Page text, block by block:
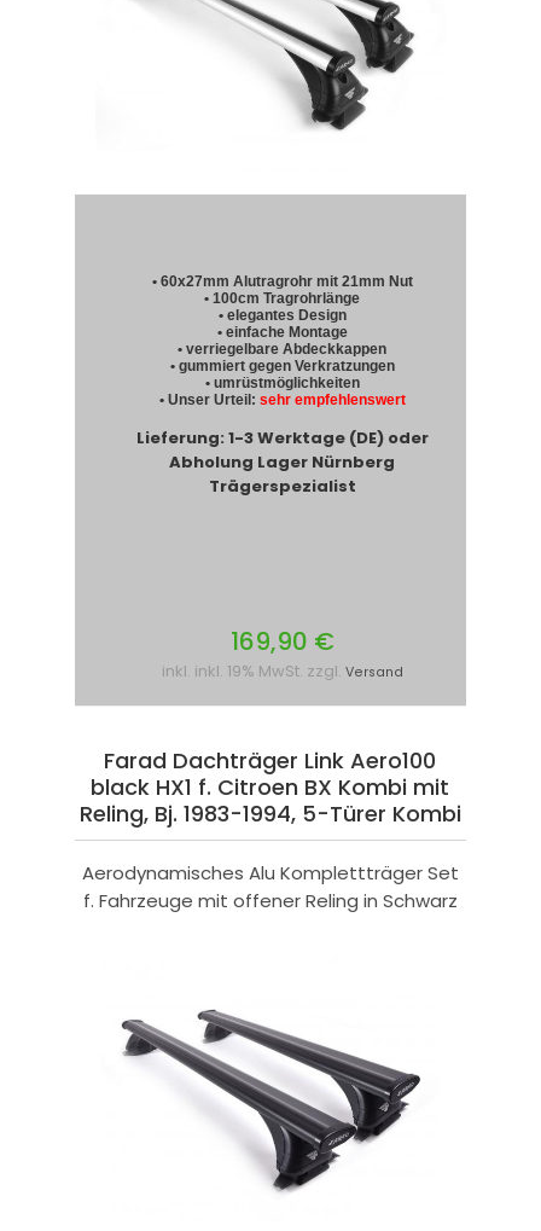
• 60x27mm Alutragrohr mit 21mm Nut
• 100cm Tragrohrlänge
• elegantes Design
• einfache Montage
• verriegelbare Abdeckkappen
• gummiert gegen Verkratzungen
• umrüstmöglichkeiten
• Unser Urteil: sehr empfehlenswert
Lieferung: 1-3 Werktage (DE) oder
Abholung Lager Nürnberg
Trägerspezialist
169,90 €
inkl. inkl. 19% MwSt. zzgl. Versand
Farad Dachträger Link Aero100
black HX1 f. Citroen BX Kombi mit
Reling, Bj. 1983-1994, 5-Türer Kombi
Aerodynamisches Alu Komplettträger Set
f. Fahrzeuge mit offener Reling in Schwarz